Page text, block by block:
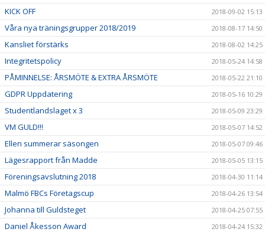
KICK OFF 2018-09-02 15:13
Våra nya träningsgrupper 2018/2019 2018-08-17 14:50
Kansliet förstärks 2018-08-02 14:25
Integritetspolicy 2018-05-24 14:58
PÅMINNELSE: ÅRSMÖTE & EXTRA ÅRSMÖTE 2018-05-22 21:10
GDPR Uppdatering 2018-05-16 10:29
Studentlandslaget x 3 2018-05-09 23:29
VM GULD!!! 2018-05-07 14:52
Ellen summerar säsongen 2018-05-07 09:46
Lägesrapport från Madde 2018-05-05 13:15
Föreningsavslutning 2018 2018-04-30 11:14
Malmö FBCs Företagscup 2018-04-26 13:54
Johanna till Guldsteget 2018-04-25 07:55
Daniel Åkesson Award 2018-04-24 15:32